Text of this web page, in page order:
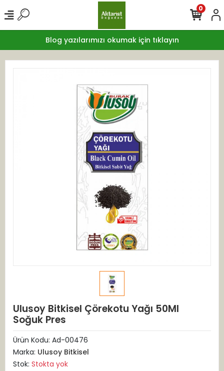
Blog yazılarımızı okumak için tıklayın
0
Ulusoy Bitkisel Çörekotu Yağı 50Ml
Soğuk Pres
Ürün Kodu: Ad-00476
Marka: Ulusoy Bitkisel
Stok: Stokta yok